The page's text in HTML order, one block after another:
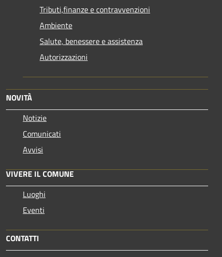
Tributi,finanze e contravvenzioni
Ambiente
Salute, benessere e assistenza
Autorizzazioni
NOVITÀ
Notizie
Comunicati
Avvisi
VIVERE IL COMUNE
Luoghi
Eventi
CONTATTI